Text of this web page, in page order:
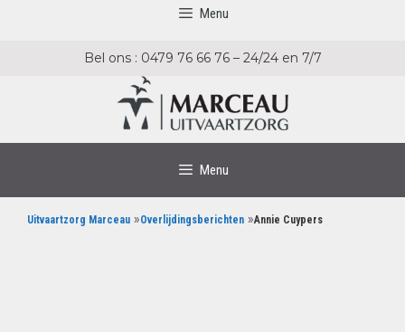
Menu
Bel ons : 0479 76 66 76 – 24/24 en 7/7
Menu
Uitvaartzorg Marceau »Overlijdingsberichten »Annie Cuypers